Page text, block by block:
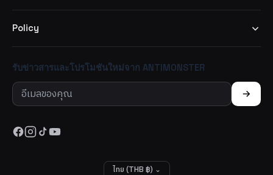
Policy
รับข่าวสารและโปรโมชันใหม่จาก ANTIMONSTER
ไทย (THB ฿) ⌄